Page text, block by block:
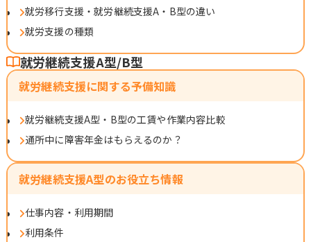
就労移行支援・就労継続支援A・B型の違い
就労支援の種類
就労継続支援A型/B型
就労継続支援に関する予備知識
就労継続支援A型・B型の工賃や作業内容比較
通所中に障害年金はもらえるのか？
就労継続支援A型のお役立ち情報
仕事内容・利用期間
利用条件